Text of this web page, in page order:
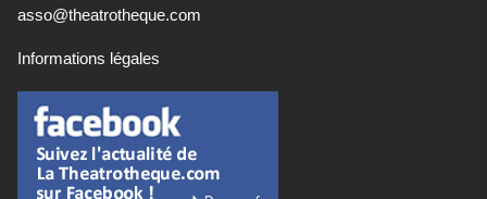
asso@theatrotheque.com
Informations légales